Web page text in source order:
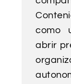
como
abrir